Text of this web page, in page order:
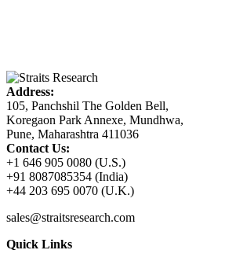
Address:
105, Panchshil The Golden Bell,
Koregaon Park Annexe, Mundhwa,
Pune, Maharashtra 411036
Contact Us:
+1 646 905 0080 (U.S.)
+91 8087085354 (India)
+44 203 695 0070 (U.K.)
sales@straitsresearch.com
Quick Links